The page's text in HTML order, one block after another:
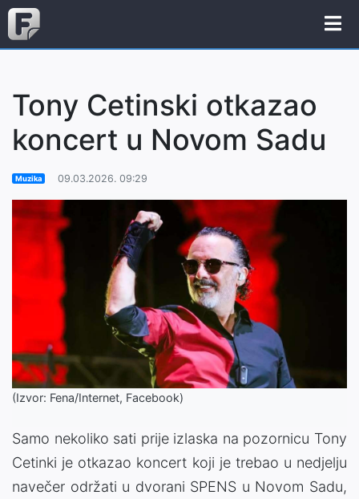
Tony Cetinski otkazao
koncert u Novom Sadu
Muzika 09.03.2026. 09:29
(Izvor: Fena/Internet, Facebook)
Samo nekoliko sati prije izlaska na pozornicu Tony
Cetinki je otkazao koncert koji je trebao u nedjelju
navečer održati u dvorani SPENS u Novom Sadu,